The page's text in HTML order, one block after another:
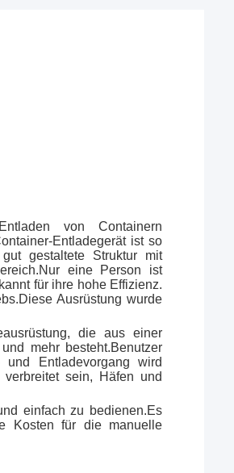
von Containern
Entladegerät ist so
gestaltete Struktur mit
eine Person ist
für ihre hohe Effizienz.
Ausrüstung wurde
die aus einer
mehr besteht.Benutzer
Entladevorgang wird
sein, Häfen und
einfach zu bedienen.Es
Kosten für die manuelle